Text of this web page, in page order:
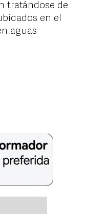
tratándose de
en el
aguas